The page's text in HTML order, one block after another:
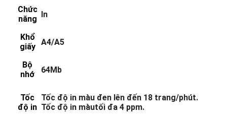
Chức
năng In
Khổ
giấy
A4/A5
Bộ
nhớ
64Mb
Tốc
độ in
Tốc độ in màu đen lên đến 18 trang/phút.
Tốc độ in màutối đa 4 ppm.